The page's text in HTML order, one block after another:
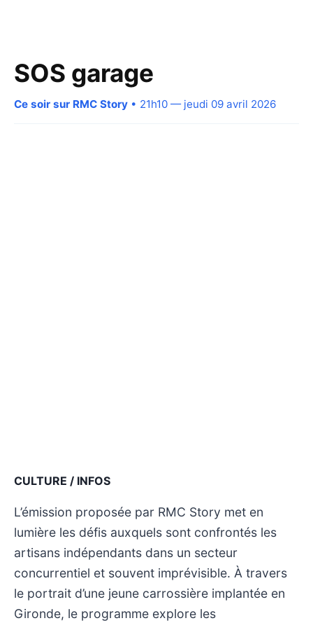
SOS garage
Ce soir sur RMC Story • 21h10 — jeudi 09 avril 2026
CULTURE / INFOS
L’émission proposée par RMC Story met en
lumière les défis auxquels sont confrontés les
artisans indépendants dans un secteur
concurrentiel et souvent imprévisible. À travers
le portrait d’une jeune carrossière implantée en
Gironde, le programme explore les